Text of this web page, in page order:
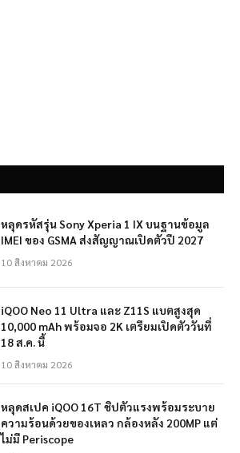
หลุดรหัสรุ่น Sony Xperia 1 IX บนฐานข้อมูล
IMEI ของ GSMA ส่งสัญญาณเปิดตัวปี 2027
10 สิงหาคม 2026
iQOO Neo 11 Ultra และ Z11S แบตสูงสุด
10,000 mAh พร้อมจอ 2K เตรียมเปิดตัววันที่
18 ส.ค. นี้
10 สิงหาคม 2026
หลุดสเปค iQOO 16T ชิปตัวแรงพร้อมระบาย
ความร้อนด้วยของเหลว กล้องหลัง 200MP แต่
ไม่มี Periscope